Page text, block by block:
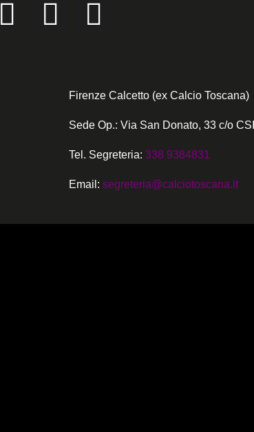
Firenze Calcetto (ex Calcio Toscana)
Sede Op.: Via San Donato, 33 c/o
Tel. Segreteria: 338 9384831
Email: segreteria@calciotoscana.it